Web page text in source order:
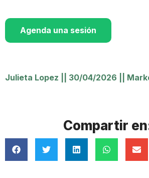
Agenda una sesión
Julieta Lopez 30/04/2026
Compartir